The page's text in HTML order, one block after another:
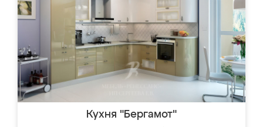
Кухня "Бергамот"